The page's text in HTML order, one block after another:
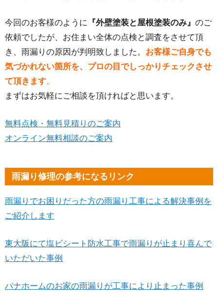
今回のお客様のように 『外壁塗装と屋根塗装のみ』 のご
依頼でしたが、お住まい全体の点検と調査をさせて頂
き、雨漏りの原因が判明致しました。 お客様ご自身でも
気づかれない箇所を、プロの目でしっかりチェックさせ
て頂きます。
まずはお気軽にご相談を頂ければと思います。
無料点検・無料見積りのご案内
オンライン無料相談のご案内
雨漏り修理の参考になるリンク
雨漏りでお困りだった方の雨漏り工事による解決事例を
ご紹介します
東大阪にて塩ビシート防水工事で雨漏りが止まり喜んで
いただいた事例
パナホームのお家の雨漏りが工事により止まった事例